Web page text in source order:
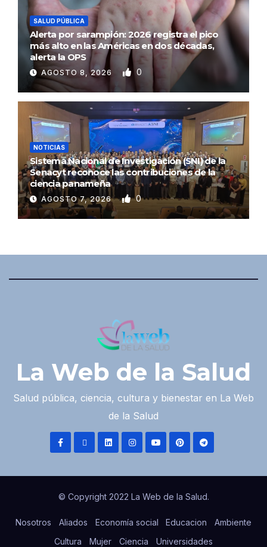
SALUD PÚBLICA
Alerta por sarampión: 2026 registra el pico
más alto en las Américas en dos décadas,
alerta la OPS
AGOSTO 8, 2026 0
NOTICIAS
Sistema Nacional de Investigación (SNI) de la
Senacyt reconoce las contribuciones de la
ciencia panameña
AGOSTO 7, 2026 0
La Web de la Salud
Salud pública, ciencia, cultura y bienestar en La Web
de la Salud
© Copyright 2022 La Web de la Salud.
Nosotros Aliados Economía social Educacion
Ambiente
Cultura
Mujer Ciencia Universidades